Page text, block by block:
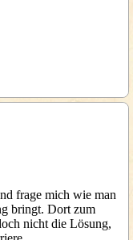
frage mich wie man
bringt. Dort zum
nicht die Lösung,